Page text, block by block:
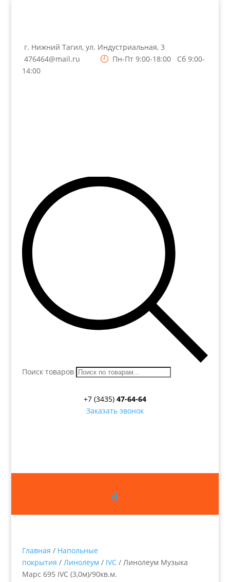
г. Нижний Тагил, ул. Индустриальная, 3
476464@mail.ru
Пн-Пт 9:00-18:00 Сб 9:00-
14:00
Поиск товаров
+7 (3435) 47-64-64
Заказать звонок
Главная / Напольные
покрытия / Линолеум / IVC/ Линолеум Музыка
Марс 695 IVC (3,0м)/90кв.м.